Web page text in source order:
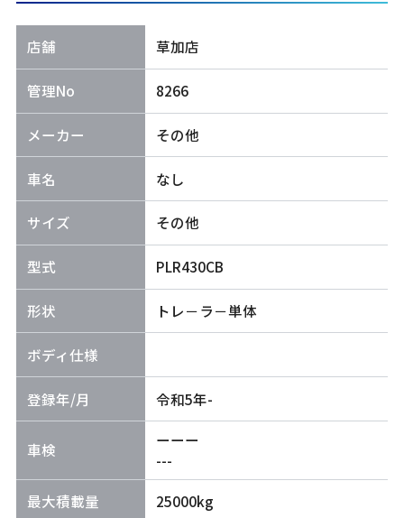
店舗 草加店
管理No 8266
メーカー その他
車名 なし
サイズ その他
型式 PLR430CB
形状 トレ－ラ－単体
ボディ仕様
登録年/月 令和5年-
車検
ーーー
---
最大積載量 25000kg